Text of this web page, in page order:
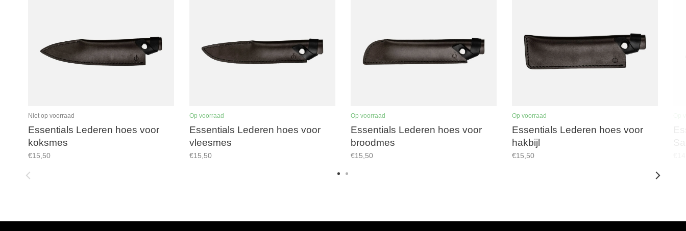
Niet op voorraad
Essentials Lederen hoes voor
koksmes
€15,50
Op voorraad
Essentials Lederen hoes voor
vleesmes
€15,50
Op voorraad
Essentials Lederen hoes voor
broodmes
€15,50
Op voorraad
Essentials Lederen hoes voor
hakbijl
€15,50